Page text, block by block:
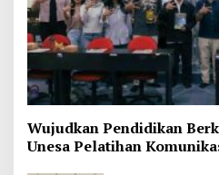
Wujudkan Pendidikan
Unesa Pelatihan